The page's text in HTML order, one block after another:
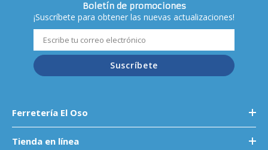
Boletín de promociones
¡Suscríbete para obtener las nuevas actualizaciones!
Suscríbete
Ferretería El Oso
Tienda en línea